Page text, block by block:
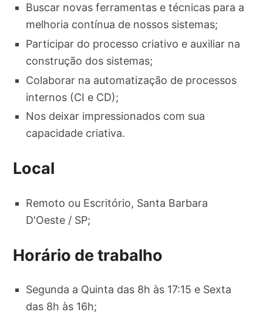
Buscar novas ferramentas e técnicas para a
melhoria contínua de nossos sistemas;
Participar do processo criativo e auxiliar na
construção dos sistemas;
Colaborar na automatização de processos
internos (CI e CD);
Nos deixar impressionados com sua
capacidade criativa.
Local
Remoto ou Escritório, Santa Barbara
D'Oeste / SP;
Horário de trabalho
Segunda a Quinta das 8h às 17:15 e Sexta
das 8h às 16h;